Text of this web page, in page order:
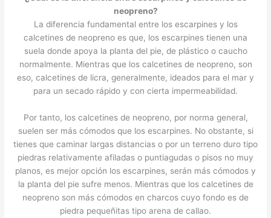
neopreno?
La diferencia fundamental entre los escarpines y los
calcetines de neopreno es que, los escarpines tienen una
suela donde apoya la planta del pie, de plástico o caucho
normalmente. Mientras que los calcetines de neopreno, son
eso, calcetines de licra, generalmente, ideados para el mar y
para un secado rápido y con cierta impermeabilidad.
Por tanto, los calcetines de neopreno, por norma general,
suelen ser más cómodos que los escarpines. No obstante, si
tienes que caminar largas distancias o por un terreno duro tipo
piedras relativamente afiladas o puntiagudas o pisos no muy
planos, es mejor opción los escarpines, serán más cómodos y
la planta del pie sufre menos. Mientras que los calcetines de
neopreno son más cómodos en charcos cuyo fondo es de
piedra pequeñitas tipo arena de callao.